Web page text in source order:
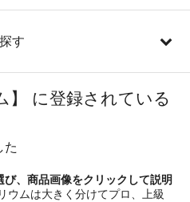
す
】 に登録されている
た
、商品画像をクリックして説明
ウムは大きく分けてプロ、上級